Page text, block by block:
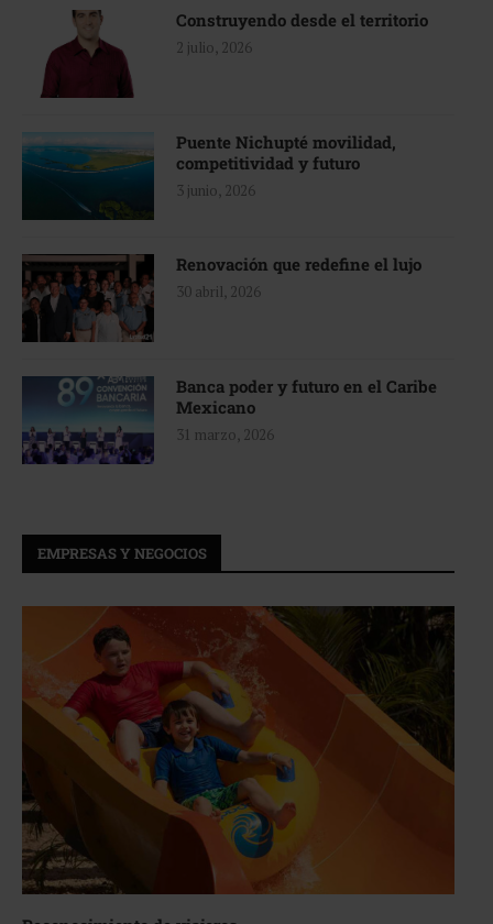
Construyendo desde el territorio
2 julio, 2026
Puente Nichupté movilidad,
competitividad y futuro
3 junio, 2026
Renovación que redefine el lujo
30 abril, 2026
Banca poder y futuro en el Caribe
Mexicano
31 marzo, 2026
EMPRESAS Y NEGOCIOS